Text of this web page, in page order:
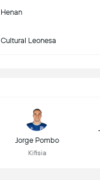
Henan
Cultural Leonesa
Jorge Pombo
Kifisia